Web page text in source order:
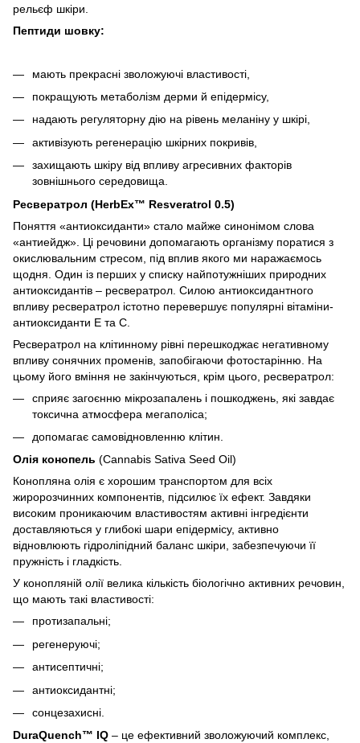
рельєф шкіри.
Пептиди шовку:
мають прекрасні зволожуючі властивості,
покращують метаболізм дерми й епідермісу,
надають регуляторну дію на рівень меланіну у шкірі,
активізують регенерацію шкірних покривів,
захищають шкіру від впливу агресивних факторів
зовнішнього середовища.
Ресвератрол (HerbEx™ Resveratrol 0.5)
Поняття «антиоксиданти» стало майже синонімом слова
«антиейдж». Ці речовини допомагають організму поратися з
окислювальним стресом, під вплив якого ми наражаємось
щодня. Один із перших у списку найпотужніших природних
антиоксидантів – ресвератрол. Силою антиоксидантного
впливу ресвератрол істотно перевершує популярні вітаміни-
антиоксиданти Е та С.
Ресвератрол на клітинному рівні перешкоджає негативному
впливу сонячних променів, запобігаючи фотостарінню. На
цьому його вміння не закінчуються, крім цього, ресвератрол:
сприяє загоєнню мікрозапалень і пошкоджень, які завдає
токсична атмосфера мегаполіса;
допомагає самовідновленню клітин.
Олія конопель (Cannabis Sativa Seed Oil)
Конопляна олія є хорошим транспортом для всіх
жиророзчинних компонентів, підсилює їх ефект. Завдяки
високим проникаючим властивостям активні інгредієнти
доставляються у глибокі шари епідермісу, активно
відновлюють гідроліпідний баланс шкіри, забезпечуючи її
пружність і гладкість.
У конопляній олії велика кількість біологічно активних речовин,
що мають такі властивості:
протизапальні;
регенеруючі;
антисептичні;
антиоксидантні;
сонцезахисні.
DuraQuench™ IQ – це ефективний зволожуючий комплекс,